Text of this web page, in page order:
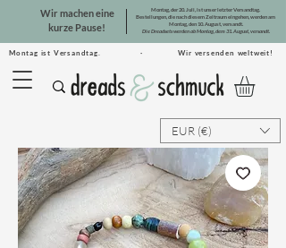
Montag ist Versandtag. · Wir versenden weltweit!
Wir machen eine
kurze Pause!
Montag, der 20. Juli, ist unser letzter Versandtag.
Bestellungen, die nach diesem Zeitraum eingehen, werden am
Montag, den 10. August, versandt.
Die Dreadsets werden ab Montag, dem 31. August, versandt.
EUR (€)